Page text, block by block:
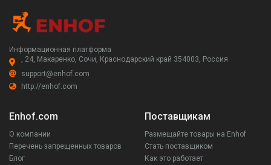
Информационная платформа
, 24, Макаренко, Сочи, Краснодарский край 354003, Россия
support@enhof.com
http://enhof.com
Enhof.com
О компании
Перечень запрещенных товаров
Блог
Поставщикам
Размещайте товары на Enhof
Стать поставщиком
Как это работает